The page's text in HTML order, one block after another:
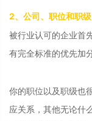
2、公司、职位和职级
被行业认可的企业首
有完全标准的优先加
你的职位以及职级也
应关系，其他无论什